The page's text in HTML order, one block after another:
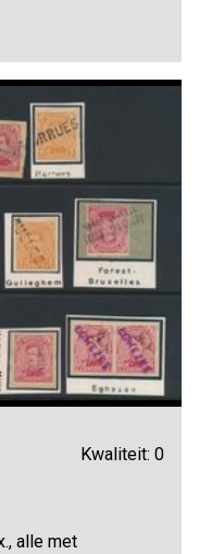
Kwaliteit: 0
alle met